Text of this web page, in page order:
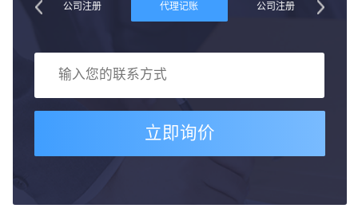
公司注册 代理记账 公司注册
立即询价